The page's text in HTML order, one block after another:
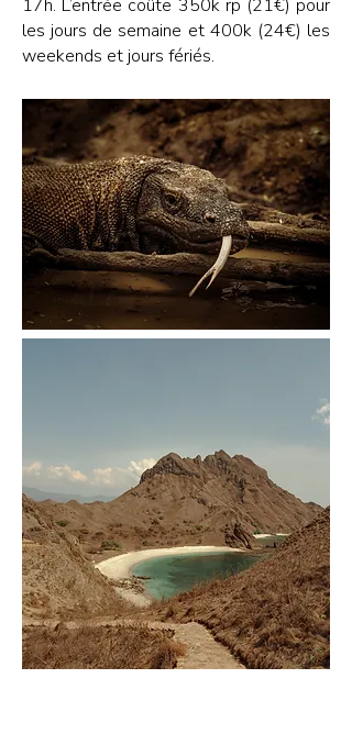
17h. L’entrée coûte 350k rp (21€) pour
les jours de semaine et 400k (24€) les
weekends et jours fériés.